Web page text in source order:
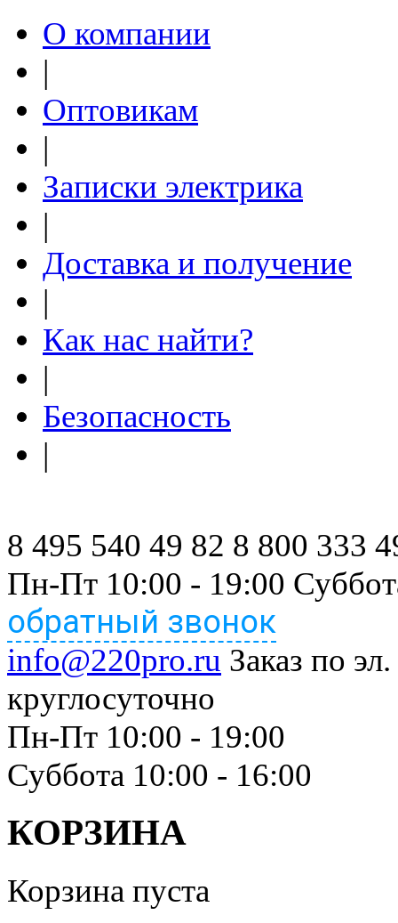
О компании
|
Оптовикам
|
Записки электрика
|
Доставка и получение
|
Как нас найти?
|
Безопасность
|
8 495 540 49 82 8 800 333
Пн-Пт 10:00 - 19:00
обратный звонок
info@220pro.ru Заказ по
круглосуточно
Пн-Пт 10:00 - 19:00
Суббота 10:00 - 16:00
КОРЗИНА
Корзина пуста